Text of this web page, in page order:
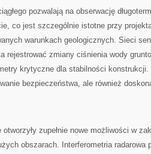
pozwalają na obserwację
co jest szczególnie istotne przy
warunkach geologicznych. Sieci
rejestrować zmiany ciśnienia wody
krytyczne dla stabilności konstrukcji.
bezpieczeństwa, ale również
zupełnie nowe możliwości w
obszarach. Interferometria radarowa